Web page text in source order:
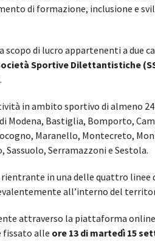
di formazione, inclusione e
di lucro appartenenti a due
Sportive Dilettantistiche
in ambito sportivo di almeno
Bastiglia, Bomporto,
Maranello, Montecreto,
Serramazzoni e Sestola.
in una delle quattro
all’interno del
attraverso la piattaforma
fissato alle ore 13 di martedì 15